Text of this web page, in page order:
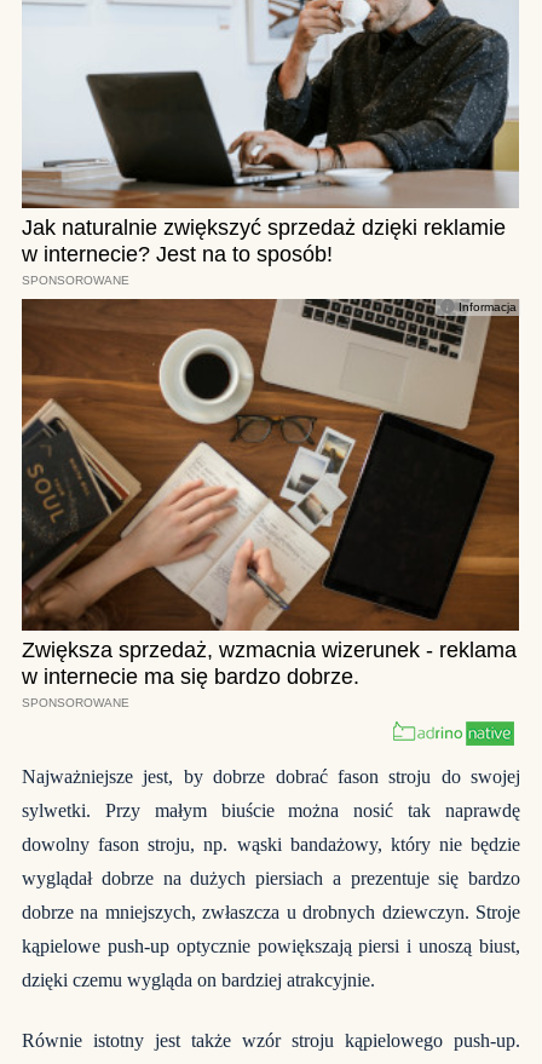
Najważniejsze jest, by dobrze dobrać fason stroju do swojej
sylwetki. Przy małym biuście można nosić tak naprawdę
dowolny fason stroju, np. wąski bandażowy, który nie będzie
wyglądał dobrze na dużych piersiach a prezentuje się bardzo
dobrze na mniejszych, zwłaszcza u drobnych dziewczyn. Stroje
kąpielowe push-upoptycznie powiększają piersi i unoszą biust,
dzięki czemu wygląda on bardziej atrakcyjnie.
Równie istotny jest także wzór stroju kąpielowego push-up.